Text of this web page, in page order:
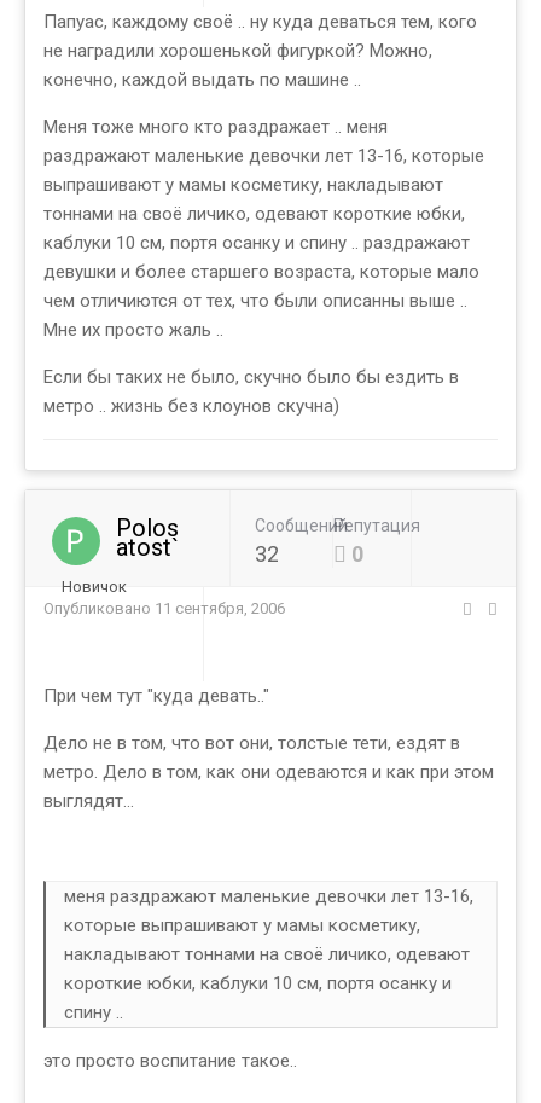
Папуас, каждому своё .. ну куда деваться тем, кого
не наградили хорошенькой фигуркой? Можно,
конечно, каждой выдать по машине ..
Меня тоже много кто раздражает .. меня
раздражают маленькие девочки лет 13-16, которые
выпрашивают у мамы косметику, накладывают
тоннами на своё личико, одевают короткие юбки,
каблуки 10 см, портя осанку и спину .. раздражают
девушки и более старшего возраста, которые мало
чем отличиются от тех, что были описанны выше ..
Мне их просто жаль ..
Если бы таких не было, скучно было бы ездить в
метро .. жизнь без клоунов скучна)
Polos
atost`
Новичок
Сообщений
32
Репутация
0
Опубликовано 11 сентября, 2006
При чем тут "куда девать.."
Дело не в том, что вот они, толстые тети, ездят в
метро. Дело в том, как они одеваются и как при этом
выглядят...
меня раздражают маленькие девочки лет 13-16,
которые выпрашивают у мамы косметику,
накладывают тоннами на своё личико, одевают
короткие юбки, каблуки 10 см, портя осанку и
спину ..
это просто воспитание такое..